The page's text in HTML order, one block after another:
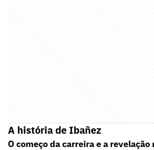
A história de Ibañez
O começo da carreira e a